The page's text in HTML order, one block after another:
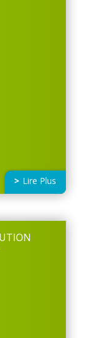
Lire Plus